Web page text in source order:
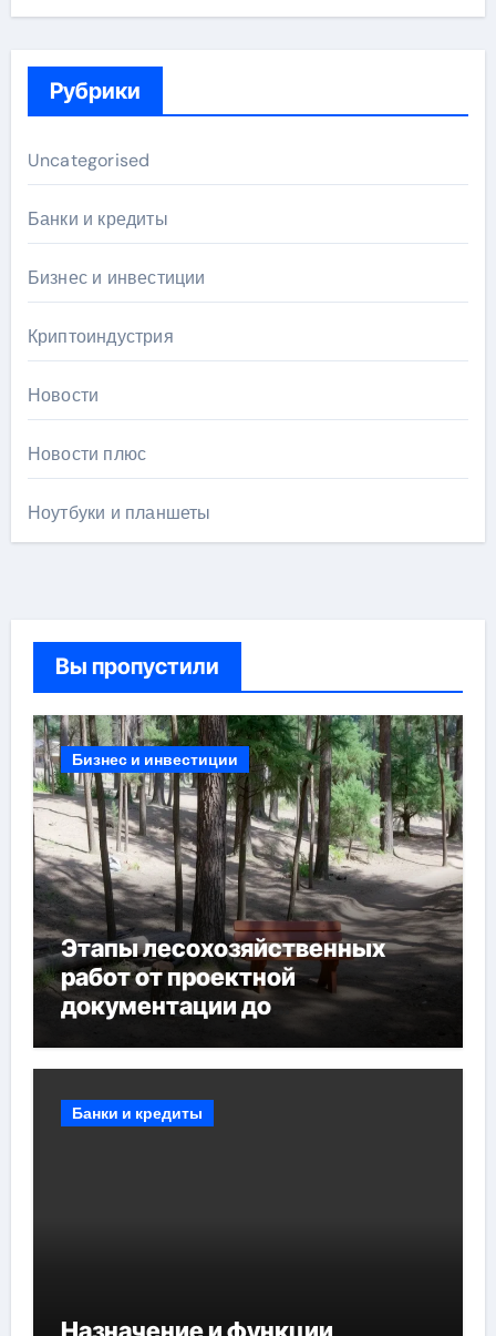
Рубрики
Uncategorised
Банки и кредиты
Бизнес и инвестиции
Криптоиндустрия
Новости
Новости плюс
Ноутбуки и планшеты
Вы пропустили
Бизнес и инвестиции
Этапы лесохозяйственных
работ от проектной
документации до
мероприятий и обустройства
Банки и кредиты